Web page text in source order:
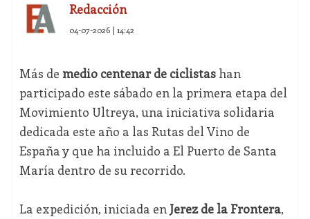
Redacción
04-07-2026 | 14:42
Más de medio centenar de ciclistashan
participado este sábado en la primera etapa del
Movimiento Ultreya, una iniciativa solidaria
dedicada este año a las Rutas del Vino de
España y que ha incluido a El Puerto de Santa
María dentro de su recorrido.
La expedición, iniciada en Jerez de la Frontera,